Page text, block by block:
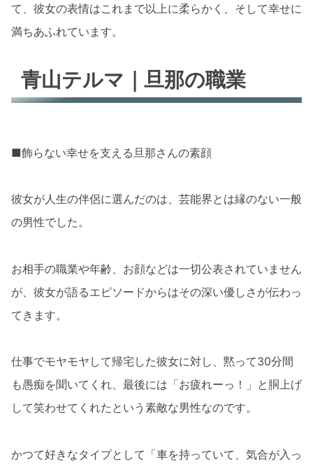
て、彼女の表情はこれまで以上に柔らかく、そして幸せに
満ちあふれています。
青山テルマ｜旦那の職業
■飾らない幸せを支える旦那さんの素顔
彼女が人生の伴侶に選んだのは、芸能界とは縁のない一般
の男性でした。
お相手の職業や年齢、お顔などは一切公表されていません
が、彼女が語るエピソードからはその深い優しさが伝わっ
てきます。
仕事でモヤモヤして帰宅した彼女に対し、黙って30分間
も愚痴を聞いてくれ、最後には「お疲れーっ！」と胴上げ
して笑わせてくれたという素敵な男性なのです。
かつて好きなタイプとして「車を持っていて、気合が入っ